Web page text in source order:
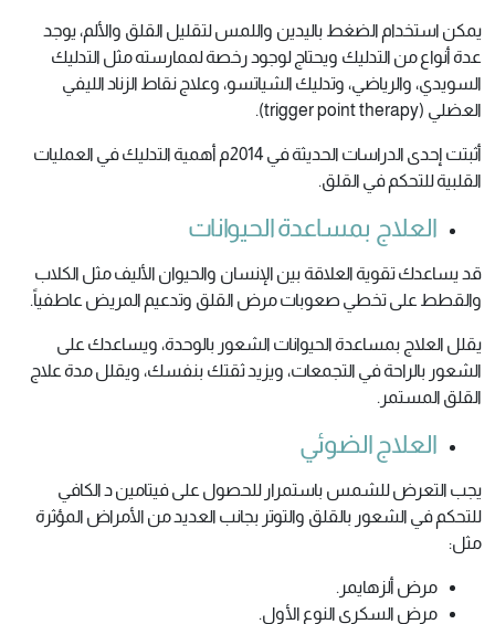
يمكن استخدام الضغط باليدين واللمس لتقليل القلق والألم، يوجد
عدة أنواع من التدليك ويحتاج لوجود رخصة لممارسته مثل التدليك
السويدي، والرياضي، وتدليك الشياتسو، وعلاج نقاط الزناد الليفي
العضلي (trigger point therapy).
أثبتت إحدى الدراسات الحديثة في 2014م أهمية التدليك في العمليات
القلبية للتحكم في القلق.
العلاج بمساعدة الحيوانات
قد يساعدك تقوية العلاقة بين الإنسان والحيوان الأليف مثل الكلاب
والقطط على تخطي صعوبات مرض القلق وتدعيم المريض عاطفياً.
يقلل العلاج بمساعدة الحيوانات الشعور بالوحدة، ويساعدك على
الشعور بالراحة في التجمعات، ويزيد ثقتك بنفسك، ويقلل مدة علاج
القلق المستمر.
العلاج الضوئي
يجب التعرض للشمس باستمرار للحصول على فيتامين د الكافي
للتحكم في الشعور بالقلق والتوتر بجانب العديد من الأمراض المؤثرة
مثل:
مرض ألزهايمر.
مرض السكري النوع الأول.